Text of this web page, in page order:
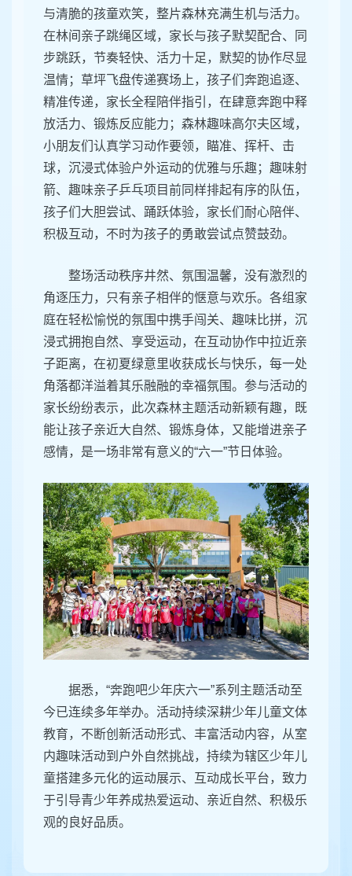
与清脆的孩童欢笑，整片森林充满生机与活力。
在林间亲子跳绳区域，家长与孩子默契配合、同
步跳跃，节奏轻快、活力十足，默契的协作尽显
温情；草坪飞盘传递赛场上，孩子们奔跑追逐、
精准传递，家长全程陪伴指引，在肆意奔跑中释
放活力、锻炼反应能力；森林趣味高尔夫区域，
小朋友们认真学习动作要领，瞄准、挥杆、击
球，沉浸式体验户外运动的优雅与乐趣；趣味射
箭、趣味亲子乒乓项目前同样排起有序的队伍，
孩子们大胆尝试、踊跃体验，家长们耐心陪伴、
积极互动，不时为孩子的勇敢尝试点赞鼓劲。
整场活动秩序井然、氛围温馨，没有激烈的
角逐压力，只有亲子相伴的惬意与欢乐。各组家
庭在轻松愉悦的氛围中携手闯关、趣味比拼，沉
浸式拥抱自然、享受运动，在互动协作中拉近亲
子距离，在初夏绿意里收获成长与快乐，每一处
角落都洋溢着其乐融融的幸福氛围。参与活动的
家长纷纷表示，此次森林主题活动新颖有趣，既
能让孩子亲近大自然、锻炼身体，又能增进亲子
感情，是一场非常有意义的“六一”节日体验。
据悉，“奔跑吧少年庆六一”系列主题活动至
今已连续多年举办。活动持续深耕少年儿童文体
教育，不断创新活动形式、丰富活动内容，从室
内趣味活动到户外自然挑战，持续为辖区少年儿
童搭建多元化的运动展示、互动成长平台，致力
于引导青少年养成热爱运动、亲近自然、积极乐
观的良好品质。